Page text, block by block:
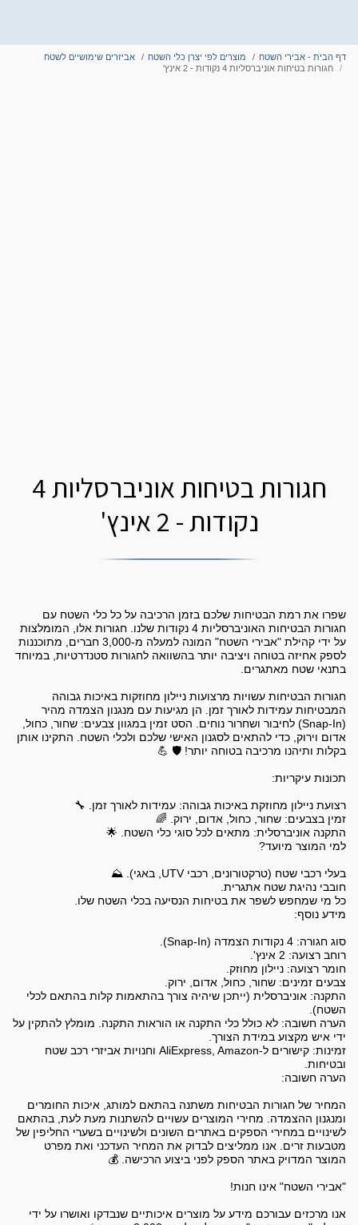
דף הבית - אבירי השטח מוצרים לפי יצרן כלי השטח
אביזרים שימושיים לשטח
חגורות בטיחות אוניברסליות 4 נקודות - 2 אינץ'
חגורות בטיחות אוניברסליות 4
נקודות - 2 אינץ'
שפרו את רמת הבטיחות שלכם בזמן הרכיבה על כל כלי השטח עם
חגורות הבטיחות האוניברסליות 4 נקודות שלנו. חגורות אלו, המומלצות
על ידי קהילת "אבירי השטח" המונה למעלה מ-3,000 חברים, מתוכננות
לספק אחיזה בטוחה ויציבה יותר בהשוואה לחגורות סטנדרטיות, במיוחד
חגורות הבטיחות עשויות מרצועות ניילון מחוזקות באיכות גבוהה
המבטיחות עמידות לאורך זמן. הן מגיעות עם מנגנון הצמדה מהיר
(Snap-In) לחיבור ושחרור נוחים. הסט זמין במגוון צבעים: שחור, כחול,
אדום וירוק, כדי להתאים לסגנון האישי שלכם ולכלי השטח. התקינו אותן
התקנה: אוניברסלית (ייתכן שיהיה צורך בהתאמות קלות בהתאם לכלי
הערה חשובה: לא כולל כלי התקנה או הוראות התקנה. מומלץ להתקין על
זמינות: קישורים ל-AliExpress, Amazon וחנויות אביזרי רכב שטח
המחיר של חגורות הבטיחות משתנה בהתאם למותג, איכות החומרים
ומנגנון ההצמדה. מחירי המוצרים עשויים להשתנות מעת לעת, בהתאם
לשינויים במחירי הספקים באתרים השונים ולשינויים בשערי החליפין של
מטבעות זרים. אנו ממליצים לבדוק את המחיר העדכני ואת מפרט
אנו מרכזים עבורכם מידע על מוצרים איכותיים שנבדקו ואושרו על ידי